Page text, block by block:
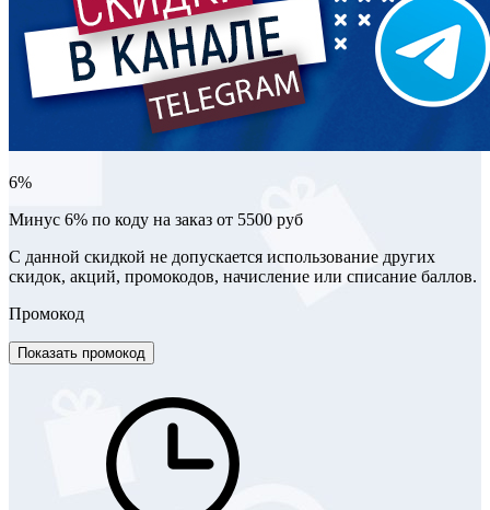
6%
Минус 6% по коду на заказ от 5500 руб
С данной скидкой не допускается использование других
скидок, акций, промокодов, начисление или списание баллов.
Промокод
Показать промокод